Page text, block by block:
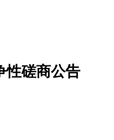
性磋商公告